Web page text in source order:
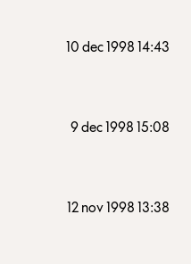
10 dec 1998 14:43
9 dec 1998 15:08
12 nov 1998 13:38